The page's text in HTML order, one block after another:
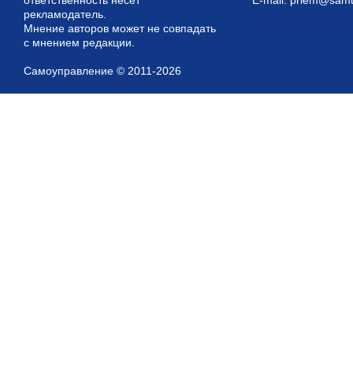
рекламодатель.
Мнение авторов может не совпадать
с мнением редакции.
Самоуправление © 2011-2026